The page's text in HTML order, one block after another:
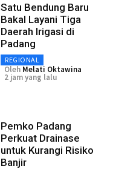
Satu Bendung Baru
Bakal Layani Tiga
Daerah Irigasi di
Padang
REGIONAL
Oleh Melati Oktawina
2 jam yang lalu
Pemko Padang
Perkuat Drainase
untuk Kurangi Risiko
Banjir